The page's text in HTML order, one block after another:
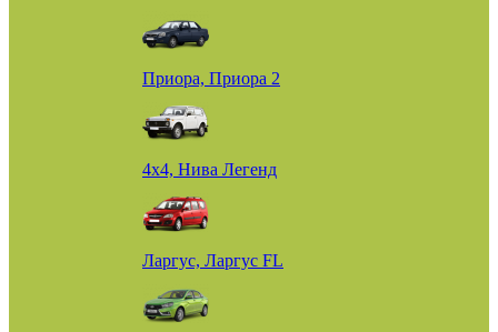
Приора, Приора 2
4х4, Нива Легенд
Ларгус, Ларгус FL